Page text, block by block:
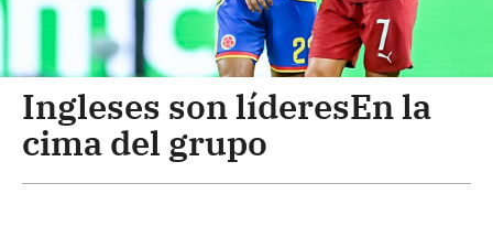
Ingleses son líderesEn la
cima del grupo